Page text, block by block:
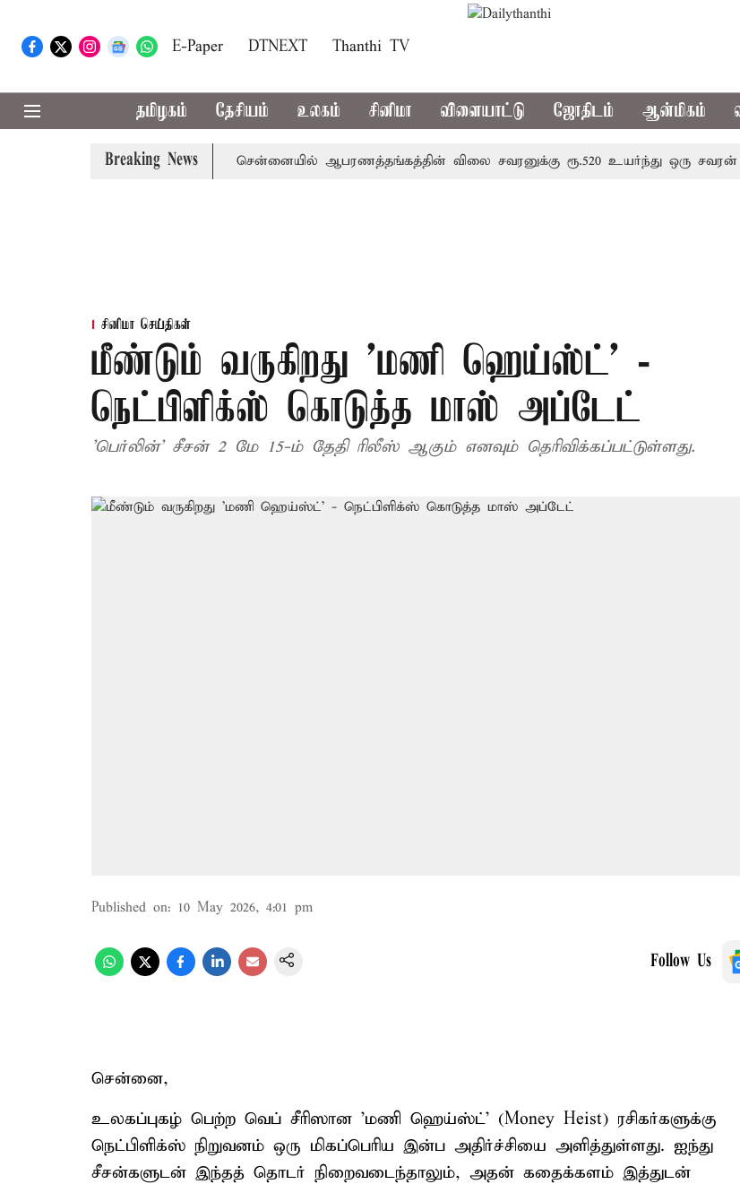
E-Paper DTNEXT Thanthi TV
தமிழகம் தேசியம் உலகம் சினிமா விளையாட்டு ஜோதிடம் ஆன்மிகம்
Breaking News
புறக்கணிப்பு சென்னையில் ஆபரணத்தங்கத்தின் விலை சவரனுக்கு ரூ.520 உயர்ந்து ஒரு சவரன்
சினிமா செய்திகள்
மீண்டும் வருகிறது ’மணி ஹெய்ஸ்ட்’ -
நெட்பிளிக்ஸ் கொடுத்த மாஸ் அப்டேட்
'பெர்லின்’ சீசன் 2 மே 15-ம் தேதி ரிலீஸ் ஆகும் எனவும் தெரிவிக்கப்பட்டுள்ளது.
Published on: 10 May 2026, 4:01 pm
Follow Us
சென்னை,
உலகப்புகழ் பெற்ற வெப் சீரிஸான 'மணி ஹெய்ஸ்ட்' (Money Heist) ரசிகர்களுக்கு
நெட்பிளிக்ஸ் நிறுவனம் ஒரு மிகப்பெரிய இன்ப அதிர்ச்சியை அளித்துள்ளது. ஐந்து
சீசன்களுடன் இந்தத் தொடர் நிறைவடைந்தாலும், அதன் கதைக்களம் இத்துடன்